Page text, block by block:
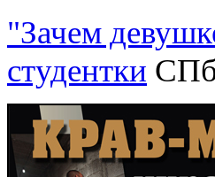
"Зачем
студентки СПб